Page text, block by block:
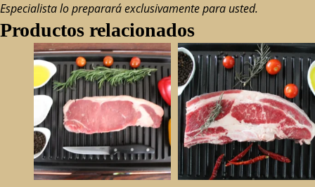
Especialista lo preparará exclusivamente para usted.
Productos relacionados